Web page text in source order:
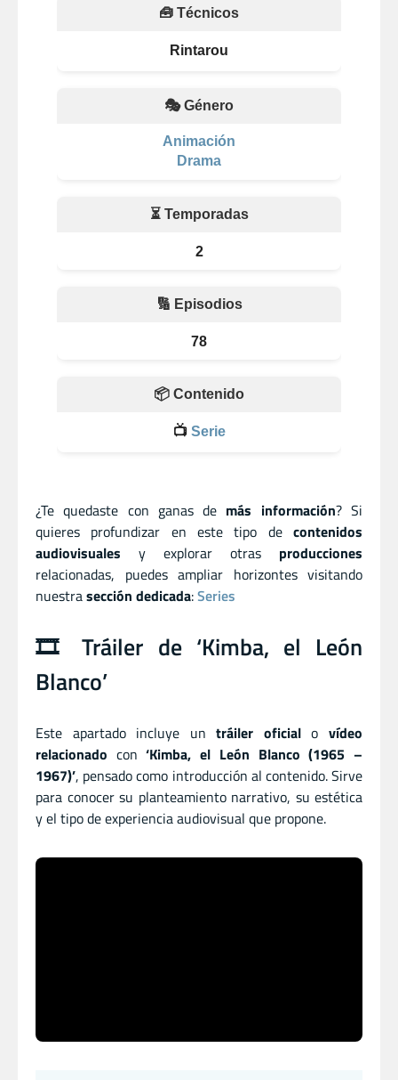
🧰 Técnicos
Rintarou
🎭 Género
Animación
Drama
⏳ Temporadas
2
🔢 Episodios
78
📦 Contenido
📺 Serie
¿Te quedaste con ganas de más información? Si
quieres profundizar en este tipo de contenidos
audiovisuales y explorar otras producciones
relacionadas, puedes ampliar horizontes visitando
nuestrasección dedicada:Series
🎞️ Tráiler de ‘Kimba, el León
Blanco’
Este apartado incluye untráiler oficialovídeo
relacionado con‘Kimba, el León Blanco (1965 –
1967)’, pensado como introducción al contenido. Sirve
para conocer su planteamiento narrativo, su estética
y el tipo de experiencia audiovisual que propone.